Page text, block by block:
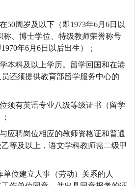
50周岁及以下（即1973年6月6日以
称、博士学位、特级教师荣誉称号
年6月6日以后出生）；
本科及以上学历。留学回国和在港
还须提供教育部留学服务中心的
须有英语专业八级等级证书（留学
应聘岗位相应的教师资格证和普通
等及以上，语文学科教师需二级甲
单位建立人事（劳动）关系的人